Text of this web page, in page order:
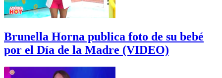
Brunella Horna publica foto de su bebé
por el Día de la Madre (VIDEO)